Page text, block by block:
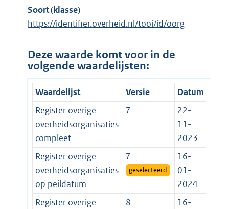
Soort (klasse)
https://identifier.overheid.nl/tooi/id/oorg
Deze waarde komt voor in de
volgende waardelijsten:
Waardelijst Versie
Datum
Register overige
overheidsorganisaties
compleet
7
22-
11-
2023
Register overige
overheidsorganisaties
op peildatum
7
geselecteerd
16-
01-
2024
Register overige
8
16-